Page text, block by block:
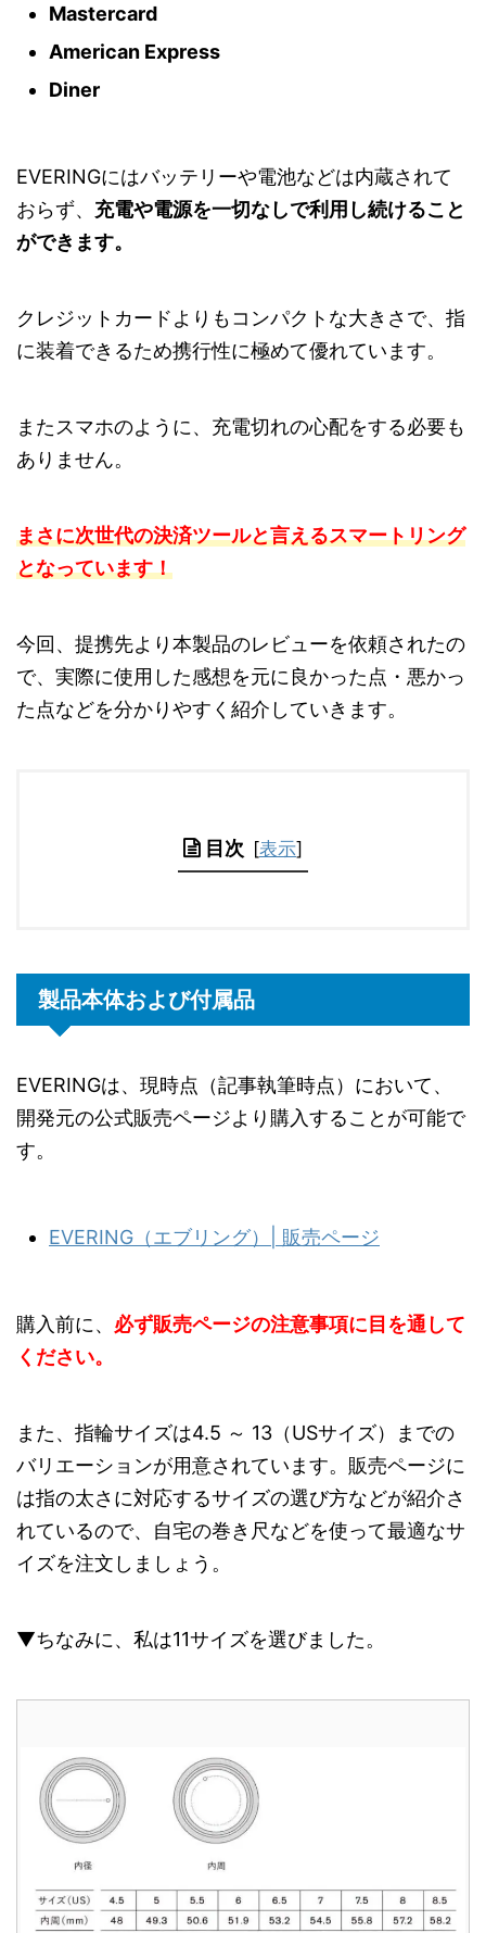
Mastercard
American Express
Diner
EVERINGにはバッテリーや電池などは内蔵されて
おらず、 充電や電源を一切なしで利用し続けること
ができます。
クレジットカードよりもコンパクトな大きさで、指
に装着できるため携行性に極めて優れています。
またスマホのように、充電切れの心配をする必要も
ありません。
まさに次世代の決済ツールと言えるスマートリング
となっています！
今回、提携先より本製品のレビューを依頼されたの
で、実際に使用した感想を元に良かった点・悪かっ
た点などを分かりやすく紹介していきます。
目次 [表示]
製品本体および付属品
EVERINGは、現時点（記事執筆時点）において、
開発元の公式販売ページより購入することが可能で
す。
EVERING（エブリング）| 販売ページ
購入前に、 必ず販売ページの注意事項に目を通して
ください。
また、指輪サイズは4.5 ～ 13（USサイズ）までの
バリエーションが用意されています。販売ページに
は指の太さに対応するサイズの選び方などが紹介さ
れているので、自宅の巻き尺などを使って最適なサ
イズを注文しましょう。
▼ちなみに、私は11サイズを選びました。